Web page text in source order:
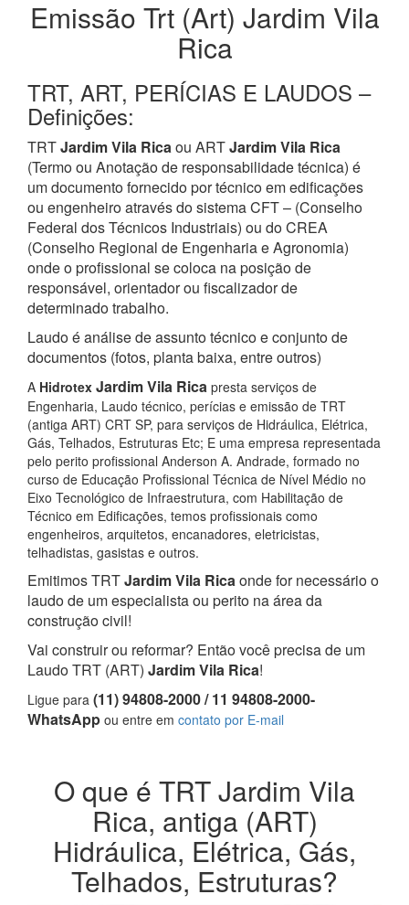
Emissão Trt (Art) Jardim Vila
Rica
TRT, ART, PERÍCIAS E LAUDOS –
Definições:
TRTJardim Vila Ricaou ARTJardim Vila Rica
(Termo ou Anotação de responsabilidade técnica) é
um documento fornecido por técnico em edificações
ou engenheiro através do sistema CFT – (Conselho
Federal dos Técnicos Industriais) ou do CREA
(Conselho Regional de Engenharia e Agronomia)
onde o profissional se coloca na posição de
responsável, orientador ou fiscalizador de
determinado trabalho.
Laudo é análise de assunto técnico e conjunto de
documentos (fotos, planta baixa, entre outros)
A Hidrotex Jardim Vila Rica presta serviços de
Engenharia, Laudo técnico, perícias e emissão de TRT
(antiga ART) CRT SP, para serviços de Hidráulica, Elétrica,
Gás, Telhados, Estruturas Etc; E uma empresa representada
pelo perito profissional Anderson A. Andrade, formado no
curso de Educação Profissional Técnica de Nível Médio no
Eixo Tecnológico de Infraestrutura, com Habilitação de
Técnico em Edificações, temos profissionais como
engenheiros, arquitetos, encanadores, eletricistas,
telhadistas, gasistas e outros.
Emitimos TRTJardim Vila Ricaonde for necessário o
laudo de um especialista ou perito na área da
construção civil!
Vai construir ou reformar? Então você precisa de um
Laudo TRT (ART) Jardim Vila Rica!
Ligue para (11) 94808-2000 / 11 94808-2000-
WhatsApp ou entre em contato por E-mail
O que é TRT Jardim Vila
Rica, antiga (ART)
Hidráulica, Elétrica, Gás,
Telhados, Estruturas?